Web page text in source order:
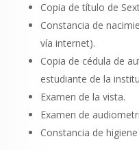
Copia de título de
Constancia de
vía internet).
Copia de cédula de
estudiante de la
Examen de la vista.
Examen de
Constancia de